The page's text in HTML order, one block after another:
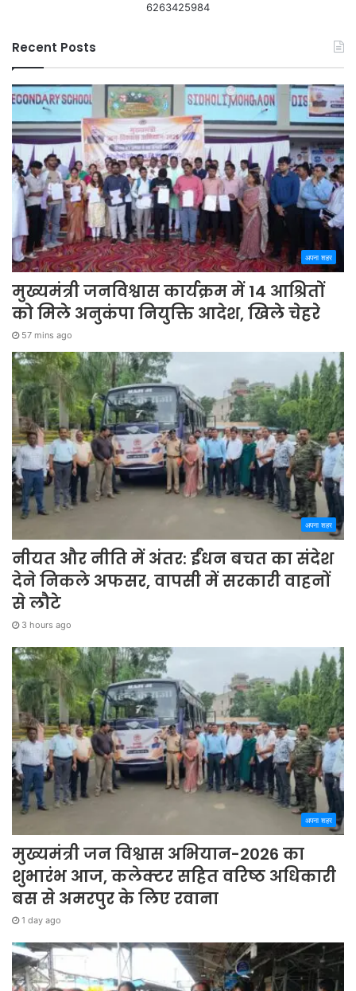
6263425984
Recent Posts
अपना शहर
मुख्यमंत्री जनविश्वास कार्यक्रम में 14 आश्रितों
को मिले अनुकंपा नियुक्ति आदेश, खिले चेहरे
57 mins ago
अपना शहर
नीयत और नीति में अंतर: ईंधन बचत का संदेश
देने निकले अफसर, वापसी में सरकारी वाहनों
से लौटे
3 hours ago
अपना शहर
मुख्यमंत्री जन विश्वास अभियान-2026 का
शुभारंभ आज, कलेक्टर सहित वरिष्ठ अधिकारी
बस से अमरपुर के लिए रवाना
1 day ago